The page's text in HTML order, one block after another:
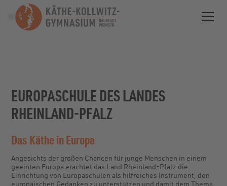
EUROPASCHULE DES LANDES
RHEINLAND-PFALZ
Das Käthe in Europa
Angesichts der großen Chancen für junge Menschen in einem
geeinten Europa erachtet das Land Rheinland-Pfalz die
Einrichtung von Europaschulen als hilfreiches Instrument, den